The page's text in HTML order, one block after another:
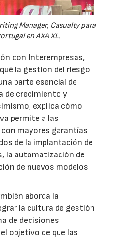
Manager, Casualty para
en AXA XL.
con Interempresas,
la gestión del riesgo
parte esencial de
de crecimiento y
explica cómo
permite a las
mayores garantías
de la implantación de
la automatización de
de nuevos modelos
aborda la
la cultura de gestión
de decisiones
objetivo de que las